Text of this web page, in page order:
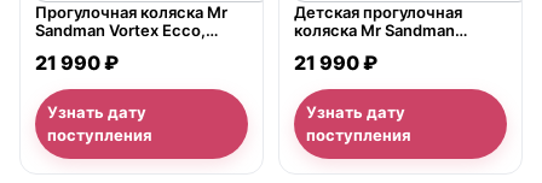
Прогулочная коляска Mr
Sandman Vortex Ecco,
21 990 ₽
Узнать дату
поступления
Детская прогулочная
коляска Mr Sandman
21 990 ₽
Узнать дату
поступления